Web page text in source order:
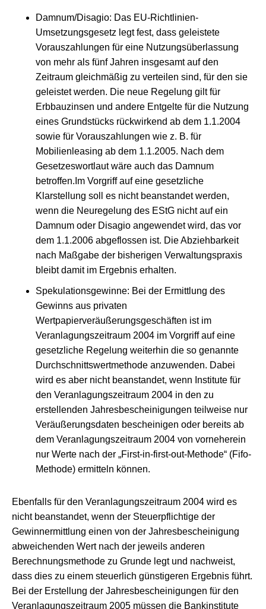
Damnum/Disagio: Das EU-Richtlinien-
Umsetzungsgesetz legt fest, dass geleistete
Vorauszahlungen für eine Nutzungsüberlassung
von mehr als fünf Jahren insgesamt auf den
Zeitraum gleichmäßig zu verteilen sind, für den sie
geleistet werden. Die neue Regelung gilt für
Erbbauzinsen und andere Entgelte für die Nutzung
eines Grundstücks rückwirkend ab dem 1.1.2004
sowie für Vorauszahlungen wie z. B. für
Mobilienleasing ab dem 1.1.2005. Nach dem
Gesetzeswortlaut wäre auch das Damnum
betroffen.Im Vorgriff auf eine gesetzliche
Klarstellung soll es nicht beanstandet werden,
wenn die Neuregelung des EStG nicht auf ein
Damnum oder Disagio angewendet wird, das vor
dem 1.1.2006 abgeflossen ist. Die Abziehbarkeit
nach Maßgabe der bisherigen Verwaltungspraxis
bleibt damit im Ergebnis erhalten.
Spekulationsgewinne: Bei der Ermittlung des
Gewinns aus privaten
Wertpapierveräußerungsgeschäften ist im
Veranlagungszeitraum 2004 im Vorgriff auf eine
gesetzliche Regelung weiterhin die so genannte
Durchschnittswertmethode anzuwenden. Dabei
wird es aber nicht beanstandet, wenn Institute für
den Veranlagungszeitraum 2004 in den zu
erstellenden Jahresbescheinigungen teilweise nur
Veräußerungsdaten bescheinigen oder bereits ab
dem Veranlagungszeitraum 2004 von vorneherein
nur Werte nach der „First-in-first-out-Methode“ (Fifo-
Methode) ermitteln können.
Ebenfalls für den Veranlagungszeitraum 2004 wird es
nicht beanstandet, wenn der Steuerpflichtige der
Gewinnermittlung einen von der Jahresbescheinigung
abweichenden Wert nach der jeweils anderen
Berechnungsmethode zu Grunde legt und nachweist,
dass dies zu einem steuerlich günstigeren Ergebnis führt.
Bei der Erstellung der Jahresbescheinigungen für den
Veranlagungszeitraum 2005 müssen die Bankinstitute